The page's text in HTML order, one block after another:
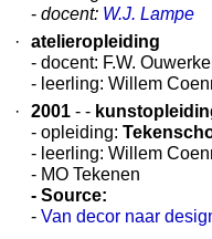
- docent: W.J. Lampe
·
atelieropleiding
- docent: F.W.
- leerling: Willem
·
2001 - -
- opleiding:
- leerling: Willem
- MO Tekenen
- Source:
- Van decor naar